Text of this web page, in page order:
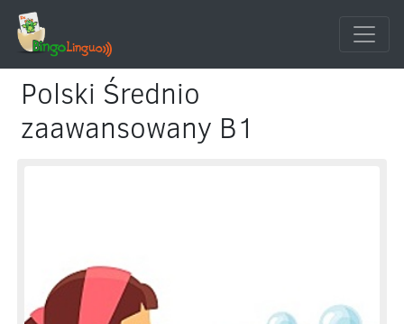
Polski Średnio
zaawansowany B1